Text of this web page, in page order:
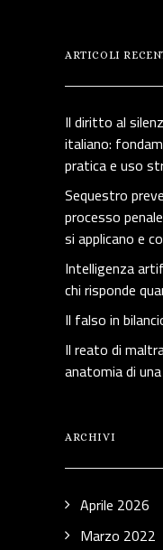
ARTICOLI
Il diritto al
italiano:
pratica e uso
Sequestro
processo
si applicano e
Intelligenza
chi risponde
Il falso in
Il reato di
anatomia di
ARCHIVI
Aprile 2026
Marzo 2022